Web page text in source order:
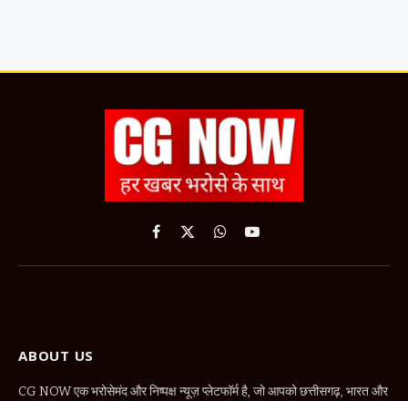
Facebook
X
WhatsApp
YouTube
ABOUT US
CG NOW एक भरोसेमंद और निष्पक्ष न्यूज़ प्लेटफॉर्म है, जो आपको छत्तीसगढ़, भारत और